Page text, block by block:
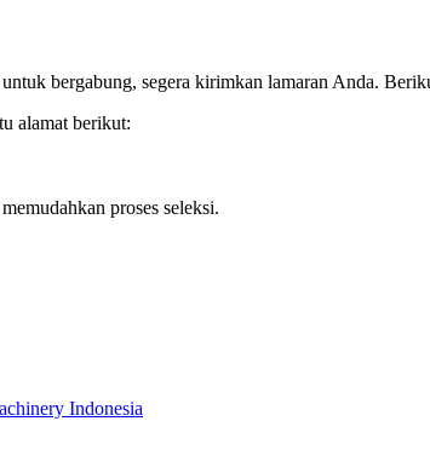
bergabung, segera kirimkan lamaran Anda.
alamat berikut:
proses seleksi.
Indonesia